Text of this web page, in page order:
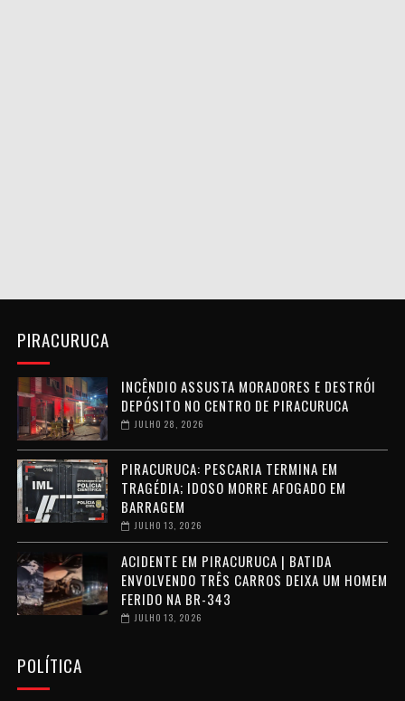
PIRACURUCA
INCÊNDIO ASSUSTA MORADORES E DESTRÓI
DEPÓSITO NO CENTRO DE PIRACURUCA
JULHO 28, 2026
PIRACURUCA: PESCARIA TERMINA EM
TRAGÉDIA; IDOSO MORRE AFOGADO EM
BARRAGEM
JULHO 13, 2026
ACIDENTE EM PIRACURUCA | BATIDA
ENVOLVENDO TRÊS CARROS DEIXA UM HOMEM
FERIDO NA BR-343
JULHO 13, 2026
POLÍTICA